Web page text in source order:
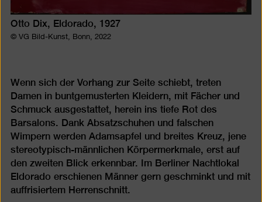
Otto Dix, Eldorado, 1927
© VG Bild-Kunst, Bonn, 2022
Wenn sich der Vorhang zur Seite schiebt, treten
Damen in buntgemusterten Kleidern, mit Fächer und
Schmuck ausgestattet, herein ins tiefe Rot des
Barsalons. Dank Absatzschuhen und falschen
Wimpern werden Adamsapfel und breites Kreuz, jene
stereotypisch-männlichen Körpermerkmale, erst auf
den zweiten Blick erkennbar. Im Berliner Nachtlokal
Eldorado erschienen Männer gern geschminkt und mit
auffrisiertem Herrenschnitt.